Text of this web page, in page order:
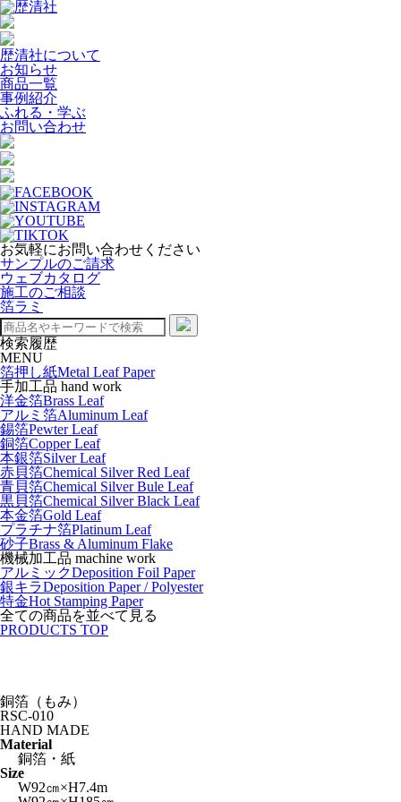
歴清社について
お知らせ
商品一覧
事例紹介
ふれる・学ぶ
お問い合わせ
お気軽にお問い合わせください
サンプルのご請求
ウェブカタログ
施工のご相談
箔ラミ
検索履歴
MENU
箔押し紙Metal Leaf Paper
手加工品 hand work
洋金箔Brass Leaf
アルミ箔Aluminum Leaf
錫箔Pewter Leaf
銅箔Copper Leaf
本銀箔Silver Leaf
赤貝箔Chemical Silver Red Leaf
青貝箔Chemical Silver Bule Leaf
黒貝箔Chemical Silver Black Leaf
本金箔Gold Leaf
プラチナ箔Platinum Leaf
砂子Brass & Aluminum Flake
機械加工品 machine work
アルミックDeposition Foil Paper
銀キラDeposition Paper / Polyester
特金Hot Stamping Paper
全ての商品を並べて見る
PRODUCTS TOP
銅箔（もみ）
RSC-010
HAND MADE
Material
銅箔・紙
Size
W92㎝×H7.4m